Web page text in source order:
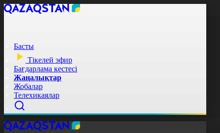
Басты
Тікелей эфир
Бағдарлама кестесі
Жаңалықтар
Жобалар
Телехикаялар